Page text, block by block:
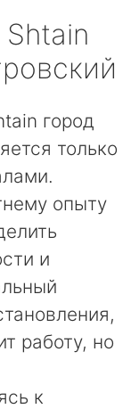
город
только
опыту
и
работу, но
к